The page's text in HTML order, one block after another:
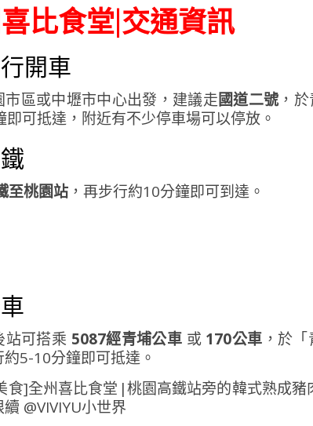
比食堂|交通資訊
開車
市區或中壢市中心出發，建議走國道二號 ，
即可抵達，附近有不少停車場可以停放。
至桃園站 ，再步行約10分鐘即可到達。
站可搭乘 5087經青埔公車 或 170公車 ，於
5-10分鐘即可抵達。